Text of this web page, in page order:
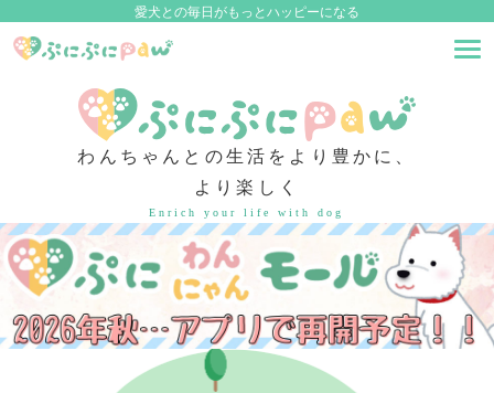
愛犬との毎日がもっとハッピーになる
わんちゃんとの生活をより豊かに、
より楽しく
Enrich your life with dog